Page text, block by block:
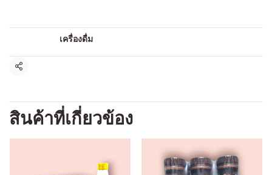
เครื่องดื่ม
แชร์
สินค้าที่เกี่ยวข้อง